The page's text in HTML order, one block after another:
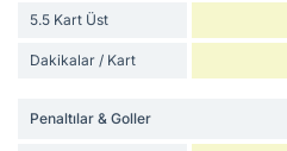
5.5 Kart Üst
Dakikalar / Kart
Penaltılar & Goller